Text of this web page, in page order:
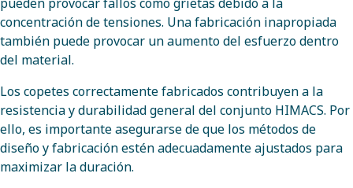
concentración de tensiones. Una fabricación inapropiada
también puede provocar un aumento del esfuerzo dentro
del material.
Los copetes correctamente fabricados contribuyen a la
resistencia y durabilidad general del conjunto HIMACS. Por
ello, es importante asegurarse de que los métodos de
diseño y fabricación estén adecuadamente ajustados para
maximizar la duración.